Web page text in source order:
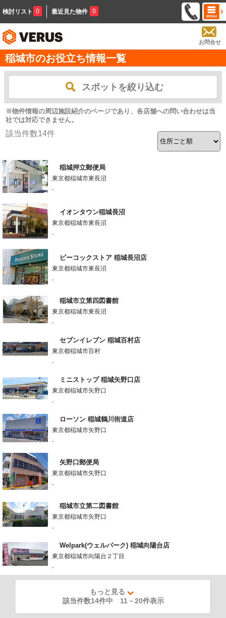
検討リスト 0 最近見た物件 0
お問合せ
稲城市のお役立ち情報一覧
スポットを絞り込む
※物件情報の周辺施設紹介のページであり、各店舗への問い合わせは当
社では対応できません。
該当件数14件
稲城押立郵便局
東京都稲城市東長沼
-
イオンタウン稲城長沼
東京都稲城市東長沼
-
ピーコックストア 稲城長沼店
東京都稲城市東長沼
-
稲城市立第四図書館
東京都稲城市東長沼
-
セブンイレブン 稲城百村店
東京都稲城市百村
-
ミニストップ 稲城矢野口店
東京都稲城市矢野口
-
ローソン 稲城鶴川街道店
東京都稲城市矢野口
-
矢野口郵便局
東京都稲城市矢野口
-
稲城市立第二図書館
東京都稲城市矢野口
-
Welpark(ウェルパーク) 稲城向陽台店
東京都稲城市向陽台２丁目
-
もっと見る
該当件数14件中 11 －20件表示